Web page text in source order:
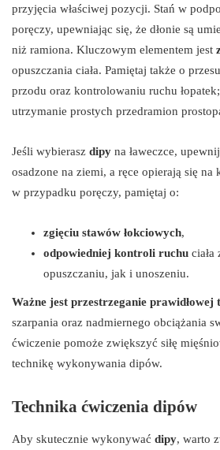
przyjęcia właściwej pozycji. Stań w
poręczy, upewniając się, że dłonie są
niż ramiona. Kluczowym elementem jest
opuszczania ciała. Pamiętaj także o
przodu oraz kontrolowaniu ruchu
utrzymanie prostych przedramion
Jeśli wybierasz dipy na ławeczce,
osadzone na ziemi, a ręce opierają się na
w przypadku poręczy, pamiętaj o:
zgięciu stawów łokciowych,
odpowiedniej kontroli ruchu
opuszczaniu, jak i unoszeniu.
Ważne jest przestrzeganie prawidłowej
szarpania oraz nadmiernego obciążania
ćwiczenie pomoże zwiększyć siłę
technikę wykonywania dipów.
Technika ćwiczenia dipów
Aby skutecznie wykonywać dipy, warto